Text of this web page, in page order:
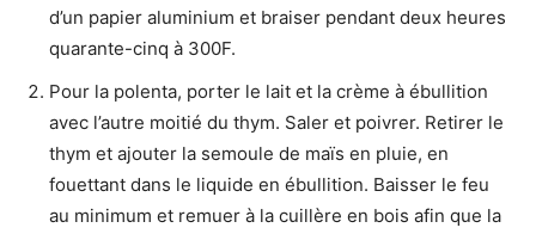
d’un papier aluminium et braiser pendant deux heures
quarante-cinq à 300F.
Pour la polenta, porter le lait et la crème à ébullition
avec l’autre moitié du thym. Saler et poivrer. Retirer le
thym et ajouter la semoule de maïs en pluie, en
fouettant dans le liquide en ébullition. Baisser le feu
au minimum et remuer à la cuillère en bois afin que la